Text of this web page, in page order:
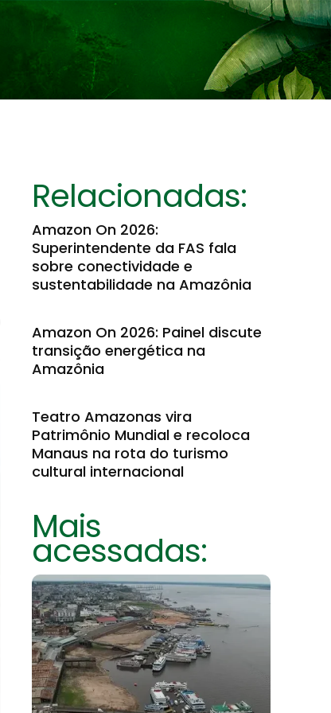
Relacionadas:
Amazon On 2026:
Superintendente da FAS fala
sobre conectividade e
sustentabilidade na Amazônia
Amazon On 2026: Painel discute
transição energética na
Amazônia
Teatro Amazonas vira
Patrimônio Mundial e recoloca
Manaus na rota do turismo
cultural internacional
Mais
acessadas: